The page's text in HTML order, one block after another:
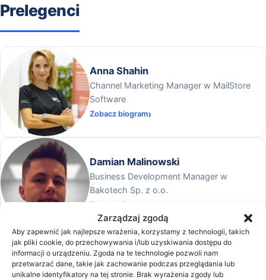
Zarządzaj zgodą
Aby zapewnić jak najlepsze wrażenia, korzystamy z technologii, takich
jak pliki cookie, do przechowywania i/lub uzyskiwania dostępu do
informacji o urządzeniu. Zgoda na te technologie pozwoli nam
przetwarzać dane, takie jak zachowanie podczas przeglądania lub
unikalne identyfikatory na tej stronie. Brak wyrażenia zgody lub
Prelegenci
Anna Shahin
Channel Marketing Manager w MailStore
Software
Zobacz biogram
Damian Malinowski
Business Development Manager w
Bakotech Sp. z o.o.
Zobacz biogram
Dawid Żądłowski
specjalizacja archiwista
Zobacz biogram